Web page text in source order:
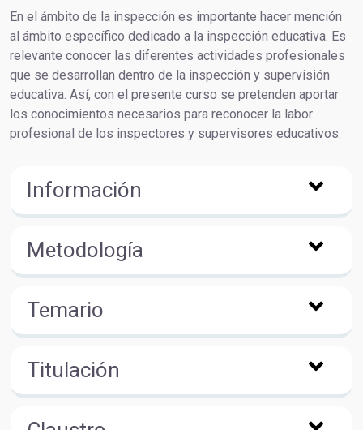
En el ámbito de la inspección es importante hacer mención
al ámbito específico dedicado a la inspección educativa. Es
relevante conocer las diferentes actividades profesionales
que se desarrollan dentro de la inspección y supervisión
educativa. Así, con el presente curso se pretenden aportar
los conocimientos necesarios para reconocer la labor
profesional de los inspectores y supervisores educativos.
Información
Metodología
Temario
Titulación